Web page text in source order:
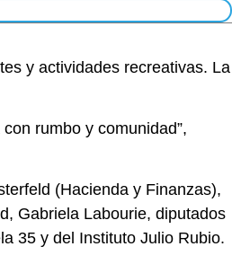
y actividades recreativas. La
rumbo y comunidad”,
(Hacienda y Finanzas),
Gabriela Labourie, diputados
35 y del Instituto Julio Rubio.